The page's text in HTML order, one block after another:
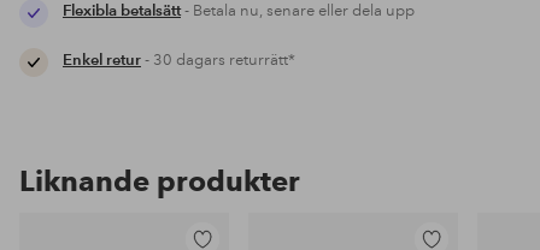
Flexibla betalsätt- Betala nu, senare eller dela upp
Enkel retur- 30 dagars returrätt*
Liknande produkter